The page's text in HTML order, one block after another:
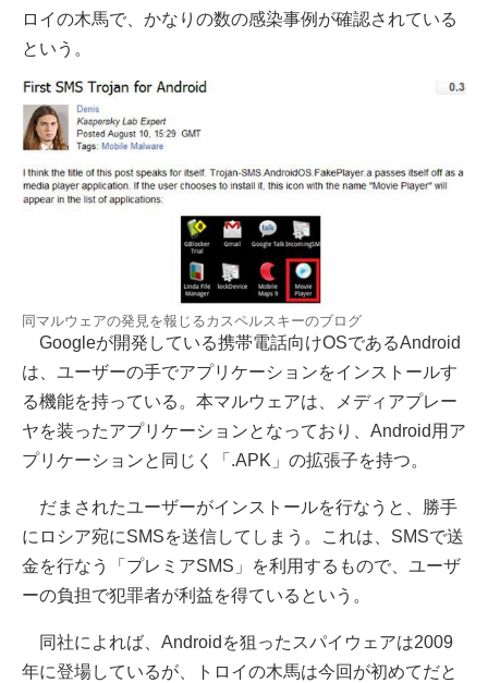
ロイの木馬で、かなりの数の感染事例が確認されている
という。
同マルウェアの発見を報じるカスペルスキーのブログ
Googleが開発している携帯電話向けOSであるAndroid
は、ユーザーの手でアプリケーションをインストールす
る機能を持っている。本マルウェアは、メディアプレー
ヤを装ったアプリケーションとなっており、Android用ア
プリケーションと同じく「.APK」の拡張子を持つ。
だまされたユーザーがインストールを行なうと、勝手
にロシア宛にSMSを送信してしまう。これは、SMSで送
金を行なう「プレミアSMS」を利用するもので、ユーザ
ーの負担で犯罪者が利益を得ているという。
同社によれば、Androidを狙ったスパイウェアは2009
年に登場しているが、トロイの木馬は今回が初めてだと